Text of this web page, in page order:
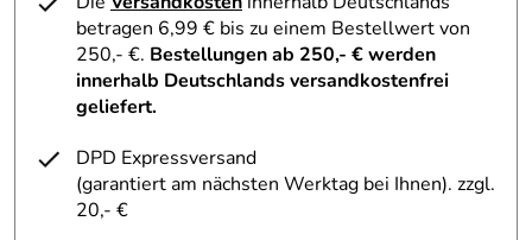
Baumwolle und Polyester (Pikee). Saison EM 2020/2021.
Hersteller: adidas AG, Adi-Dassler-Str. 1, 91074
Herzogenaurach, https://www.adidas.de
Verifizierte Bewertung
really good product! And the store is even better with the
customer
betragen 6,99 € bis zu einem Bestellwert von
250,- €. Bestellungen ab 250,- € werden
innerhalb Deutschlands versandkostenfrei
geliefert.
DPD Expressversand
(garantiert am nächsten Werktag bei Ihnen). zzgl.
20,- €